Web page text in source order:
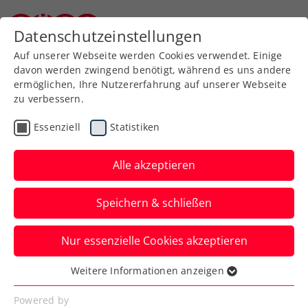
Zurück zur Newsübersicht
Turniere
ATP-Challenger Alicante:
Novak stürmt ins nächste
Semifinale
Der ÖTV-Davis-Cup-Spieler feiert in
Spanien drei überzeugende, klare
Zweisatz-Siege.
Verfasst von: Manuel Wachta, 06.10.2023
Datenschutzeinstellungen
Auf unserer Webseite werden Cookies verwendet. Einige
davon werden zwingend benötigt, während es uns andere
ermöglichen, Ihre Nutzererfahrung auf unserer Webseite
zu verbessern.
Essenziell Statistiken
Alle akzeptieren
Speichern & schließen
Nur essenzielle Cookies akzeptieren
Essenziell
Essenzielle Cookies werden für grundlegende
Weitere Informationen anzeigen
Powered by